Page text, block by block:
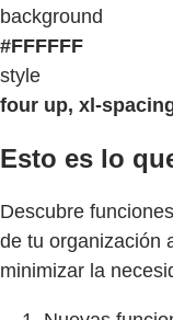
background
#FFFFFF
style
four up, xl-
Esto es lo
Descubre
de tu organización
minimizar la